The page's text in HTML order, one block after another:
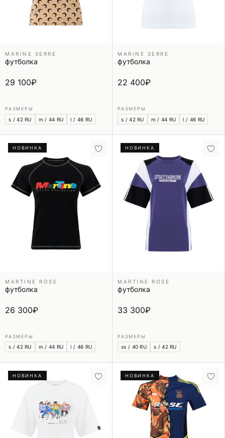
MARINE SERRE
футболка
29 100₽
РАЗМЕРЫ
s / 42 RU m / 44 RU l / 46 RU
MARINE SERRE
футболка
22 400₽
РАЗМЕРЫ
s / 42 RU m / 44 RU l / 46 RU
НОВИНКА
MARTINE ROSE
футболка
26 300₽
РАЗМЕРЫ
s / 42 RU m / 44 RU l / 46 RU
НОВИНКА
MARTINE ROSE
футболка
33 300₽
РАЗМЕРЫ
xs / 40 RU s / 42 RU
НОВИНКА НОВИНКА